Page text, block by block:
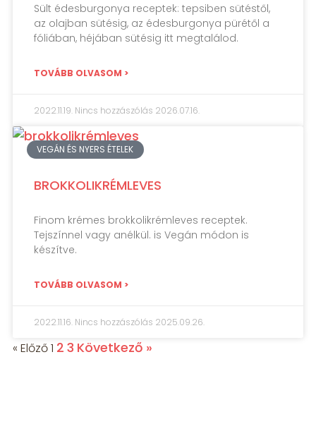
Sült édesburgonya receptek: tepsiben sütéstől,
az olajban sütésig, az édesburgonya pürétől a
fóliában, héjában sütésig itt megtalálod.
TOVÁBB OLVASOM >
2022.11.19. Nincs hozzászólás 2026.07.16.
VEGÁN ÉS NYERS ÉTELEK
BROKKOLIKRÉMLEVES
Finom krémes brokkolikrémleves receptek.
Tejszínnel vagy anélkül. is Vegán módon is
készítve.
TOVÁBB OLVASOM >
2022.11.16. Nincs hozzászólás 2025.09.26.
« Előző1 2 3 Következő »